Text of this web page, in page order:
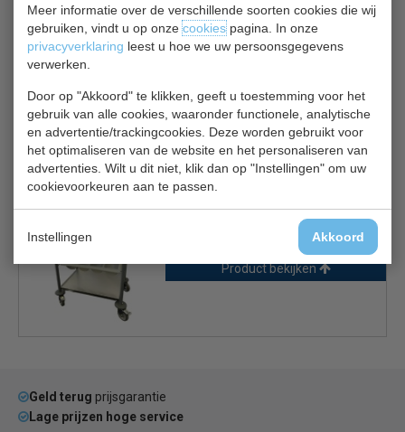
Meer informatie over de verschillende soorten cookies die wij
gebruiken, vindt u op onzecookiespagina. In onze
privacyverklaring leest u hoe we uw persoonsgegevens
verwerken.
Door op "Akkoord" te klikken, geeft u toestemming voor het
gebruik van alle cookies, waaronder functionele, analytische
en advertentie/trackingcookies. Deze worden gebruikt voor
het optimaliseren van de website en het personaliseren van
advertenties. Wilt u dit niet, klik dan op "Instellingen" om uw
cookievoorkeuren aan te passen.
Instellingen Akkoord
Deze serveerwagen met 2 bladen helpt uw personeel bij
serveren en het afruimen van tafels, ruimtes schoon en
hygiënisch te houden en klanten tevreden te houden.
Is dit iets voor jou?
dienbladenwagens P100
€ 187,00
Product bekijken
Geld terug prijsgarantie
Lage prijzen hoge service